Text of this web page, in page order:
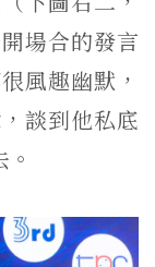
場合的發言
風趣幽默，
談到他私底